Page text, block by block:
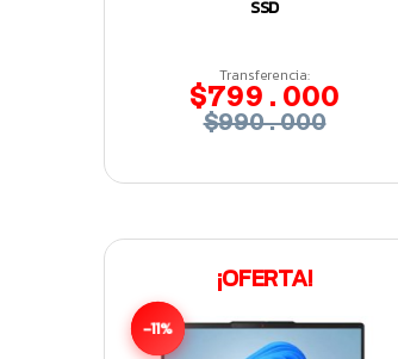
SSD
Transferencia:
$799.000
$990.000
¡OFERTA!
-11%